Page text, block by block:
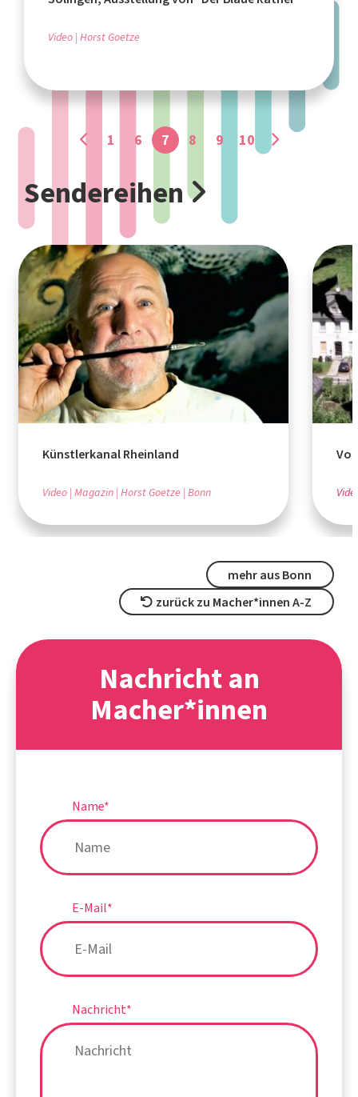
Video Horst Goetze
1 6 7 8 9 10
Sendereihen
Künstlerkanal Rheinland
Video Magazin Horst Goetze Bonn
mehr aus Bonn
zurück zu Macher*innen A-Z
Nachricht an
Macher*innen
Name*
E-Mail*
Nachricht*